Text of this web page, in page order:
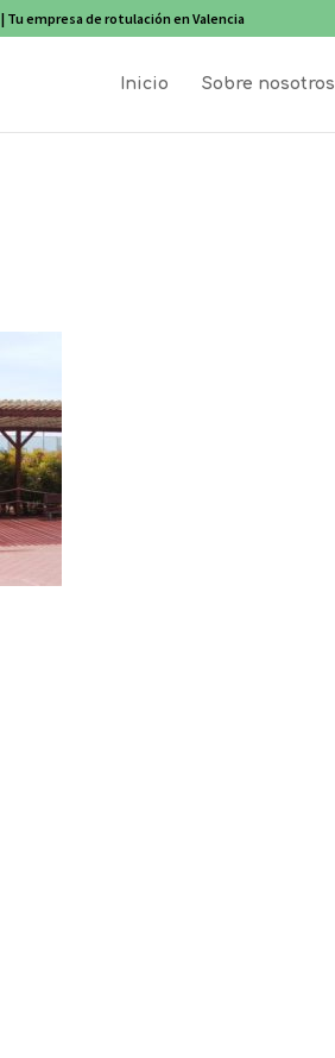
| Tu empresa de rotulación en Valencia
Inicio Sobre nosotros